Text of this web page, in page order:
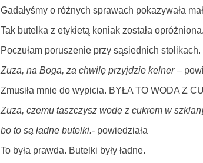
Gadałyśmy o różnych sprawach pokazywała
Tak butelka z etykietą koniak została
Poczułam poruszenie przy sąsiednich stolikach.
Zuza, na Boga, za chwilę przyjdzie kelner–
Zmusiła mnie do wypicia. BYŁA TO WODA Z
Zuza, czemu taszczysz wodę z cukrem w
bo to są ładne butelki.- powiedziała
To była prawda. Butelki były ładne.